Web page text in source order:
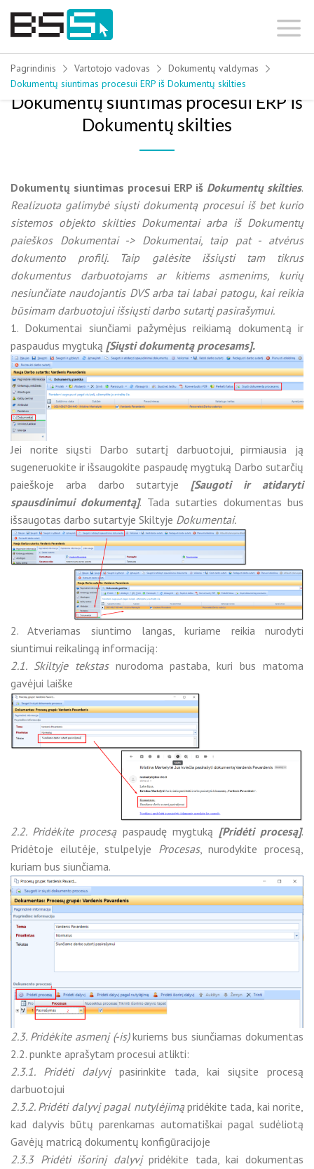
Skip
Pagrindinis Vartotojo vadovas
Dokumentų valdymas
Dokumentų siuntimas procesui ERP iš Dokumentų skilties
Dokumentų siuntimas procesui ERP iš
Dokumentų skilties
Dokumentų siuntimas procesui ERP iš Dokumentų skilties.
Realizuota galimybė siųsti dokumentą procesui iš bet kurio
sistemos objekto skilties Dokumentai arba iš Dokumentų
paieškos Dokumentai -> Dokumentai, taip pat - atvėrus
dokumento profilį. Taip galėsite išsiųsti tam tikrus
dokumentus darbuotojams ar kitiems asmenims, kurių
nesiunčiate naudojantis DVS arba tai labai patogu, kai reikia
būsimam darbuotojui išsiųsti darbo sutartį pasirašymui.
1. Dokumentai siunčiami pažymėjus reikiamą dokumentą ir
paspaudus mygtuką [Siųsti dokumentą procesams].
Jei norite siųsti Darbo sutartį darbuotojui, pirmiausia ją
sugeneruokite ir išsaugokite paspaudę mygtuką Darbo sutarčių
paieškoje arba darbo sutartyje [Saugoti ir atidaryti
spausdinimui dokumentą]. Tada sutarties dokumentas bus
išsaugotas darbo sutartyje Skiltyje Dokumentai.
2. Atveriamas siuntimo langas, kuriame reikia nurodyti
siuntimui reikalingą informaciją:
2.1. Skiltyje tekstasnurodoma pastaba, kuri bus matoma
gavėjui laiške
2.2. Pridėkite procesąpaspaudę mygtuką [Pridėti procesą].
Pridėtoje eilutėje, stulpelyje Procesas, nurodykite procesą,
kuriam bus siunčiama.
2.3. Pridėkite asmenį (-is)kuriems bus siunčiamas dokumentas
2.2. punkte aprašytam procesui atlikti:
2.3.1. Pridėti dalyvįpasirinkite tada, kai siųsite procesą
darbuotojui
2.3.2. Pridėti dalyvį pagal nutylėjimąpridėkite tada, kai norite,
kad dalyvis būtų parenkamas automatiškai pagal sudėliotą
Gavėjų matricą dokumentų konfigūracijoje
2.3.3 Pridėti išorinį dalyvįpridėkite tada, kai dokumentas